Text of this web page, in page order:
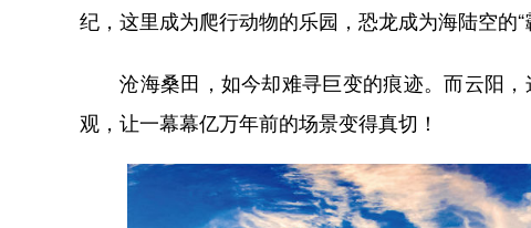
纪，这里成为爬行动物的乐园，恐龙成为海陆空的“
沧海桑田，如今却难寻巨变的痕迹。而云阳，
观，让一幕幕亿万年前的场景变得真切！